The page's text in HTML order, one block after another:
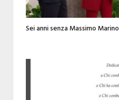
Sei anni senza Massimo Marino